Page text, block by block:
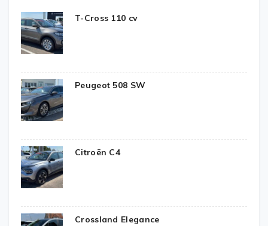
T-Cross 110 cv
Peugeot 508 SW
Citroën C4
Crossland Elegance